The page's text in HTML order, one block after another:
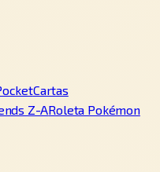
Cartas
Z-ARoleta Pokémon